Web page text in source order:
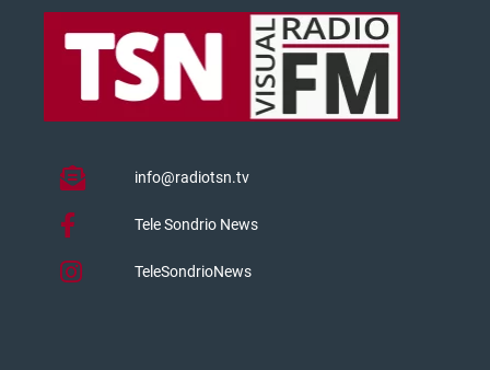
info@radiotsn.tv
Tele Sondrio News
TeleSondrioNews